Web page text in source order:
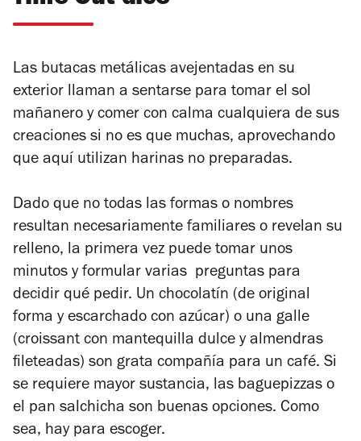
Las butacas metálicas avejentadas en su
exterior llaman a sentarse para tomar el sol
mañanero y comer con calma cualquiera de sus
creaciones si no es que muchas, aprovechando
que aquí utilizan harinas no preparadas.
Dado que no todas las formas o nombres
resultan necesariamente familiares o revelan su
relleno, la primera vez puede tomar unos
minutos y formular varias preguntas para
decidir qué pedir. Un chocolatín (de original
forma y escarchado con azúcar) o una galle
(croissant con mantequilla dulce y almendras
fileteadas) son grata compañía para un café. Si
se requiere mayor sustancia, las baguepizzas o
el pan salchicha son buenas opciones. Como
sea, hay para escoger.